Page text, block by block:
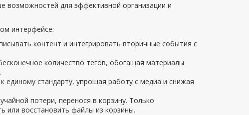
для эффективной организации и
интерфейсе:
контент и интегрировать вторичные события с
количество тегов, обогащая материалы
единому стандарту, упрощая работу с медиа и снижая
потери, перенося в корзину. Только
или восстановить файлы из корзины.